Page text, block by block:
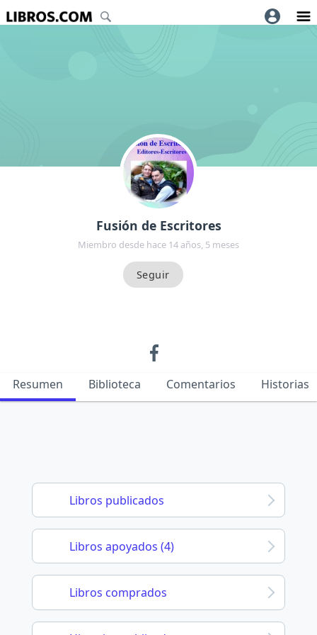
Fusión de Escritores
Miembro desde hace 14 años, 5 meses
Resumen Biblioteca Comentarios Historias
Libros publicados
Libros apoyados (4)
Libros comprados